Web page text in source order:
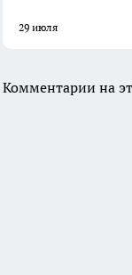
29 июля
Комментарии на